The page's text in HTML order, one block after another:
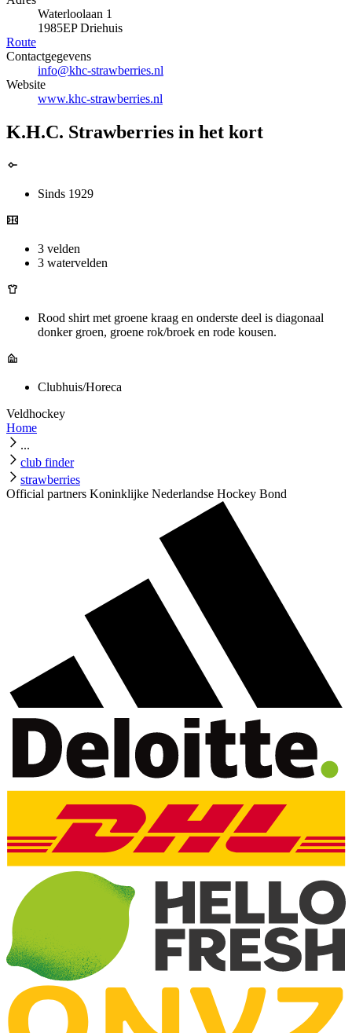
Waterloolaan 1
1985EP Driehuis
Route
Contactgegevens
info@khc-strawberries.nl
Website
www.khc-strawberries.nl
K.H.C. Strawberries in het kort
Sinds 1929
3 velden
3 watervelden
Rood shirt met groene kraag en onderste deel is diagonaal
donker groen, groene rok/broek en rode kousen.
Clubhuis/Horeca
Veldhockey
Home
...
club finder
strawberries
Official partners Koninklijke Nederlandse Hockey Bond